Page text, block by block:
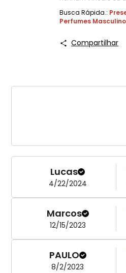
Busca Rápida.:
Perfumes
Compartilhar
Lucas
4/22/2024
Marcos
12/15/2023
PAULO
8/2/2023